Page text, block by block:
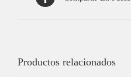
Productos relacionados